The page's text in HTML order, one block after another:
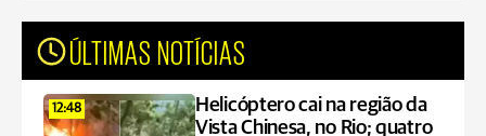
ÚLTIMAS NOTÍCIAS
12:48
Helicóptero cai na região da
Vista Chinesa, no Rio; quatro